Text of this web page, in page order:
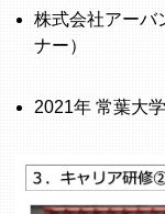
株式会社アーバ
ナー）
2021年 常葉大